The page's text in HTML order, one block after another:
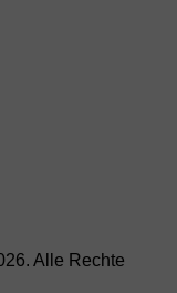
Alle Rechte